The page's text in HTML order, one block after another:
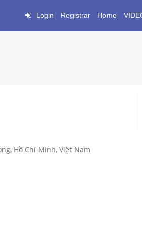
Login Registrar Home
Hồ Chí Minh, Việt Nam